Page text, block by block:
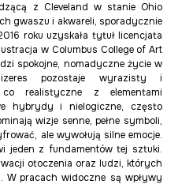
z Cleveland w stanie Ohio
gwaszu i akwareli, sporadycznie
roku uzyskała tytuł licencjata
w Columbus College of Art
spokojne, nomadyczne życie w
pozostaje wyrazisty i
realistyczne z elementami
hybrydy i nielogiczne, często
wizje senne, pełne symboli,
ale wywołują silne emocje.
jeden z fundamentów tej sztuki.
otoczenia oraz ludzi, których
W pracach widoczne są wpływy